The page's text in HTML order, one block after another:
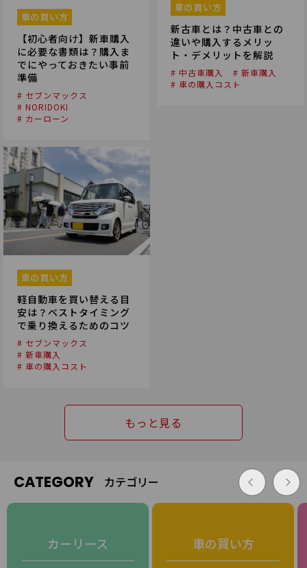
車の買い方
【初心者向け】新車購入
に必要な書類は？購入ま
でにやっておきたい事前
準備
# セブンマックス
# NORIDOKI
# カーローン
車の買い方
新古車とは？中古車との
違いや購入するメリッ
ト・デメリットを解説
# 中古車購入
# 新車購入
# 車の購入コスト
車の買い方
軽自動車を買い替える目
安は？ベストタイミング
で乗り換えるためのコツ
# セブンマックス
# 新車購入
# 車の購入コスト
もっと見る
CATEGORY カテゴリー
カーリース 車の買い方